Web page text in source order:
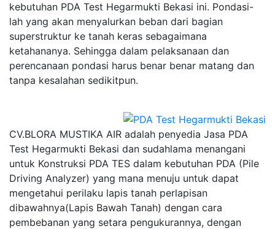
kebutuhan PDA Test Hegarmukti Bekasi ini. Pondasi-
lah yang akan menyalurkan beban dari bagian
superstruktur ke tanah keras sebagaimana
ketahananya. Sehingga dalam pelaksanaan dan
perencanaan pondasi harus benar benar matang dan
tanpa kesalahan sedikitpun.
CV.BLORA MUSTIKA AIR adalah penyedia Jasa PDA
Test Hegarmukti Bekasi dan sudahlama menangani
untuk Konstruksi PDA TES dalam kebutuhan PDA (Pile
Driving Analyzer) yang mana menuju untuk dapat
mengetahui perilaku lapis tanah perlapisan
dibawahnya(Lapis Bawah Tanah) dengan cara
pembebanan yang setara pengukurannya, dengan